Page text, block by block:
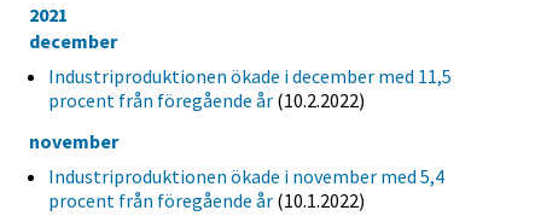
2021
december
Industriproduktionen ökade i december med 11,5
procent från föregående år (10.2.2022)
november
Industriproduktionen ökade i november med 5,4
procent från föregående år (10.1.2022)